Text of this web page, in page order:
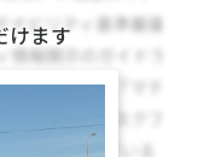
けます